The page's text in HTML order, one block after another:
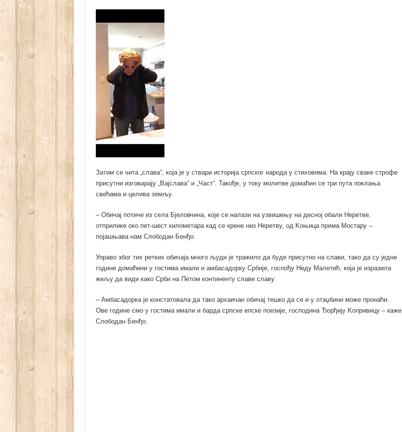
Затим се чита „слава“, која је у ствари историја српског народа у стиховима. На крају сваке строфе
присутни изговарају „Вајслава“ и „Част“. Такође, у току молитве домаћин се три пута поклања
свећама и целива земљу.
– Обичај потиче из села Бјеловчина, које се налази на узвишењу на десној обали Неретве,
отприлике око пет-шест километара кад се крене низ Неретву, од Kоњица према Мостару –
појашњава нам Слободан Бенђо.
Управо због тих ретких обичаја много људи је тражило да буде присутно на слави, тако да су једне
године домаћини у гостима имали и амбасадорку Србије, госпођу Неду Малетић, која је изразила
жељу да види како Срби на Петом континенту славе славу.
– Амбасадорка је констатовала да тако архаичан обичај тешко да се и у отаџбини може пронаћи.
Ове године смо у гостима имали и барда српске епске поезије, господина Ђорђију Kопривицу – каже
Слободан Бенђо.